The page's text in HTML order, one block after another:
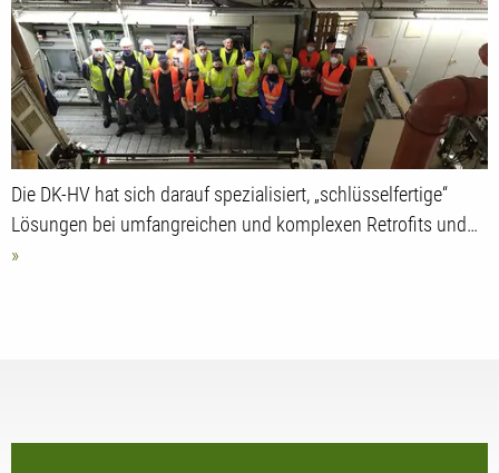
Die DK-HV hat sich darauf spezialisiert, „schlüsselfertige“
Lösungen bei umfangreichen und komplexen Retrofits und…